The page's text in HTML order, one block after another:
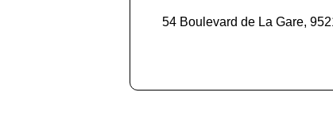
54 Boulevard de La Gare,